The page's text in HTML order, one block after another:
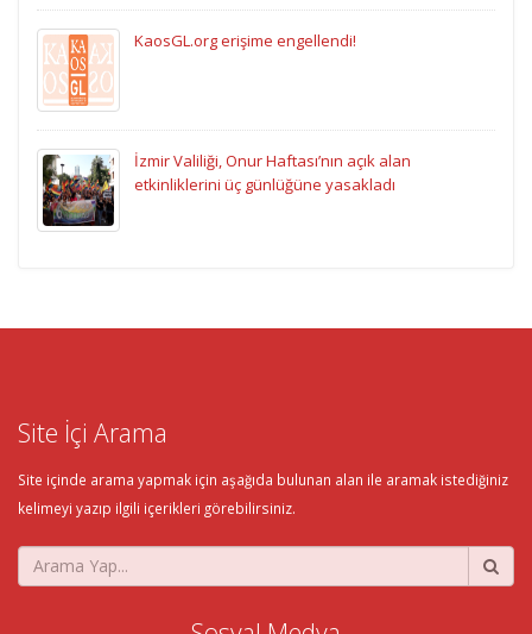
KaosGL.org erişime engellendi!
İzmir Valiliği, Onur Haftası’nın açık alan
etkinliklerini üç günlüğüne yasakladı
Site İçi Arama
Site içinde arama yapmak için aşağıda bulunan alan ile aramak istediğiniz
kelimeyi yazıp ilgili içerikleri görebilirsiniz.